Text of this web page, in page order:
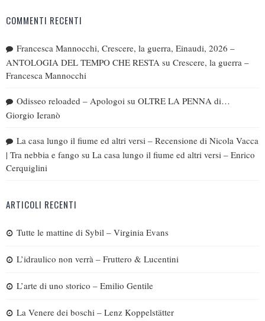
COMMENTI RECENTI
Francesca Mannocchi, Crescere, la guerra, Einaudi, 2026 –
ANTOLOGIA DEL TEMPO CHE RESTA su Crescere, la guerra –
Francesca Mannocchi
Odisseo reloaded – Apologoi su OLTRE LA PENNA di…
Giorgio Ieranò
La casa lungo il fiume ed altri versi – Recensione di Nicola Vacca
| Tra nebbia e fango su La casa lungo il fiume ed altri versi – Enrico
Cerquiglini
ARTICOLI RECENTI
Tutte le mattine di Sybil – Virginia Evans
L’idraulico non verrà – Fruttero & Lucentini
L’arte di uno storico – Emilio Gentile
La Venere dei boschi – Lenz Koppelstätter